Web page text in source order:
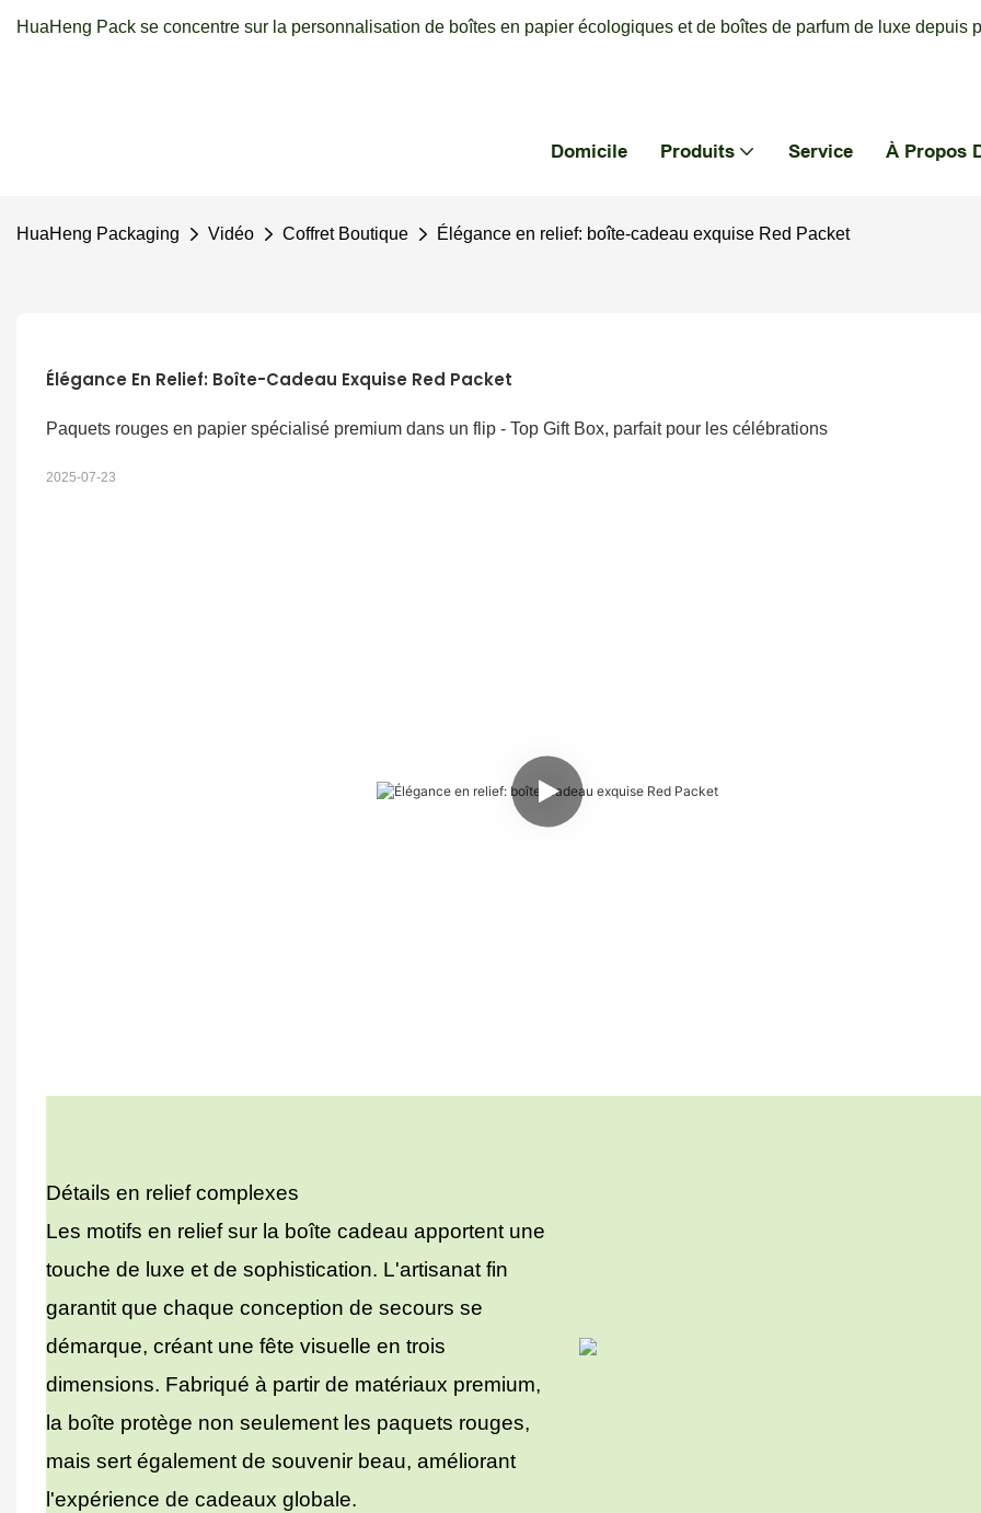
HuaHeng Pack se concentre sur la personnalisation de boîtes en papier écologiques et de boîtes de parfum de luxe depuis
Domicile Produits Service À Propos
HuaHeng Packaging Vidéo Coffret Boutique Élégance en relief: boîte-cadeau exquise Red Packet
Élégance En Relief: Boîte-Cadeau Exquise Red Packet
Paquets rouges en papier spécialisé premium dans un flip - Top Gift Box, parfait pour les célébrations
2025-07-23
Détails en relief complexes
Les motifs en relief sur la boîte cadeau apportent une
touche de luxe et de sophistication. L'artisanat fin
garantit que chaque conception de secours se
démarque, créant une fête visuelle en trois
dimensions. Fabriqué à partir de matériaux premium,
la boîte protège non seulement les paquets rouges,
mais sert également de souvenir beau, améliorant
l'expérience de cadeaux globale.